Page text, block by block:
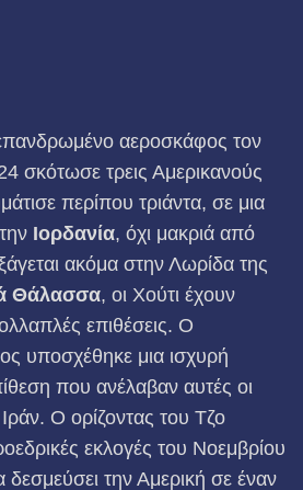
αεροσκάφος τον
σκότωσε τρεις Αμερικανούς
περίπου τριάντα, σε μια
Ιορδανία, όχι μακριά από
ακόμα στην Λωρίδα της
Θάλασσα, οι Χούτι έχουν
επιθέσεις. Ο
υποσχέθηκε μια ισχυρή
που ανέλαβαν αυτές οι
Ο ορίζοντας του Τζο
εκλογές του Νοεμβρίου
την Αμερική σε έναν